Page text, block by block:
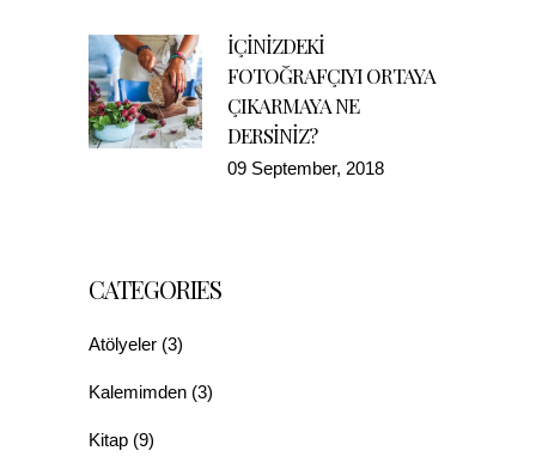
İÇİNİZDEKİ
FOTOĞRAFÇIYI ORTAYA
ÇIKARMAYA NE
DERSİNİZ?
09 September, 2018
CATEGORIES
Atölyeler (3)
Kalemimden (3)
Kitap (9)